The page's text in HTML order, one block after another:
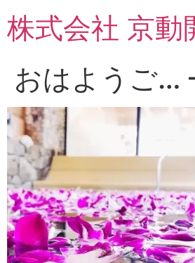
ン
テ
ス
キ
ッ
プ
株式会社 京動
おはようご…